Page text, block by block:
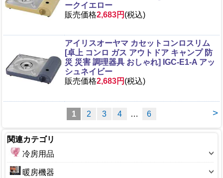
ークイエロー
販売価格2,683円 (税込)
アイリスオーヤマ カセットコンロスリム
[卓上 コンロ ガス アウトドア キャンプ 防
災 災害 調理器具 おしゃれ] IGC-E1-A アッ
シュネイビー
販売価格2,683円 (税込)
>
1 2 3 4 … 6
関連カテゴリ
冷房用品
扇風機暖房機器